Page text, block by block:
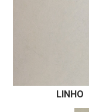
LINHO